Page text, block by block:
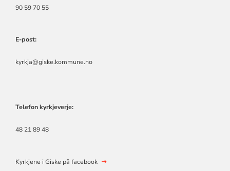
90 59 70 55
E-post:
kyrkja@giske.kommune.no
Telefon kyrkjeverje:
48 21 89 48
Kyrkjene i Giske på facebook